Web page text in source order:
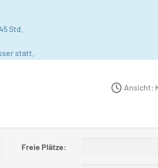
Std.
statt.
Ansicht:
Freie Plätze: